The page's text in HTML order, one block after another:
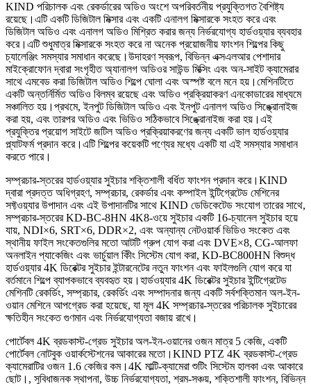
KIND পরিচালক এবং রেকর্ডারের অডিও অংশে অপরিবর্তনীয় প্রযুক্তিগত বৈশিষ্ট্য
রয়েছে।এটি একটি ডিজিটাল মিক্সার এবং একটি এনালগ মিক্সারকে সংহত করে এবং
ডিজিটাল অডিও এবং এনালগ অডিও মিশ্রিত করার জন্য নির্ভরযোগ্য হার্ডওয়্যার ব্যবহার
করে।এটি শুধুমাত্র মিক্সারকে সংহত করে না অনেক প্রয়োজনীয় ফাংশন শিল্পের কিছু
চ্যালেঞ্জিং সমস্যার সমাধান করেছে।উদাহরণ স্বরূপ, বিভিন্ন এক্সএলআর পেশাদার
মাইক্রোফোন দ্বারা সংগৃহীত অ্যানালগ অডিওর সাউন্ড মিক্সিং এবং অন-সাইট ক্যামেরার
সাথে এমবেড করা ডিজিটাল অডিও শিল্পে ঘোলা এবং অস্পষ্ট বলে মনে হয়।মেশিনটিতে
একটি অন্তর্নির্মিত অডিও বিলম্ব রয়েছে এবং অডিও প্রক্রিয়াকরণ এনকোডারের মাধ্যমে
সঞ্চালিত হয়।প্রথমে, ইনপুট ডিজিটাল অডিও এবং ইনপুট এনালগ অডিও সিঙ্ক্রোনাইজ
করা হয়, এবং তারপর অডিও এবং ভিডিও সঠিকভাবে সিঙ্ক্রোনাইজ করা হয়।এই
প্রযুক্তির প্রয়োগ সাইটে জটিল অডিও প্রক্রিয়াকরণের জন্য একটি ভাল হার্ডওয়্যার
প্ল্যাটফর্ম প্রদান করে।এটি শিল্পের কয়েকটি পণ্যের মধ্যে একটি যা এই সমস্যার সমাধান
করতে পারে।
সম্প্রচার-স্তরের হার্ডওয়্যার সুইচার শক্তিশালী বর্ধিত ফাংশন প্রদান করে।KIND
দ্বারা প্রদত্ত অধিগ্রহণ, সম্প্রচার, রেকর্ডার এবং কম্পাইল ইন্টিগ্রেটেড মেশিনের
সফ্টওয়্যার উপাদান এবং এই উপাদানটির সাথে KIND ডেডিকেটেড সংযোগ তারের সাথে,
সম্প্রচার-স্তরের KD-BC-8HN 4K8-ওয়ে সুইচার একটি 16-চ্যানেল সুইচার হয়ে
যায়, NDI×6, SRT×6, DDR×2, এবং অন্যান্য নেটওয়ার্ক ভিডিও সংকেত এবং
স্থানীয় ফাইল সংকেতগুলির মতো আটটি গ্রুপ যোগ করা এবং DVE×8, CG-আলফা
অনলাইন প্যাকেজিং এবং ভার্চুয়াল কীিং সিস্টেম যোগ করা, KD-BC800HN বিশুদ্ধ
হার্ডওয়্যার 4K ডিরেক্টর সুইচার ইন্টারনেটের নতুন ফাংশন এবং ফাইলগুলি যোগ করে যা
বর্তমানে শিল্পে ব্যাপকভাবে ব্যবহৃত হয়।হার্ডওয়্যার 4K ডিরেক্টর সুইচার ইন্টিগ্রেটেড
মেশিনটি রেকর্ডিং, সম্প্রচার, রেকর্ডিং এবং সম্পাদনার জন্য একটি সর্বশক্তিমান অল-ইন-
ওয়ান মেশিনে আপগ্রেড করা হয়েছে, যা মূল 4K সম্প্রচার-স্তরের পরিচালক সুইচারের
ক্ষতিহীন সংকেত গুণমান এবং নির্ভরযোগ্যতা বজায় রাখে।
পোর্টেবল 4K ব্রডকাস্ট-গ্রেড সুইচার অল-ইন-ওয়ানের ওজন মাত্র 5 কেজি, একটি
পোর্টেবল নোটবুক ওয়ার্কস্টেশনের আকারের মতো।KIND PTZ 4K ব্রডকাস্ট-গ্রেড
ক্যামেরাটির ওজন 1.6 কেজির কম।4K মাল্টি-ক্যামেরা শুটিং সিস্টেম হালকা এবং আকারে
ছোট।, সুবিধাজনক স্থাপনা, উচ্চ নির্ভরযোগ্যতা, শ্রম-সঞ্চয়, শক্তিশালী ফাংশন, বিভিন্ন